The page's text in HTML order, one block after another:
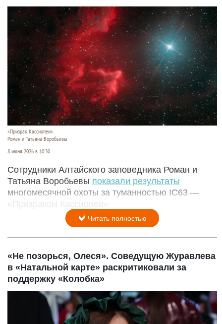
«Призрак Кассиопеи».
Роман и Татьяна Воробьевы
8 июня 2026 в 10:30
Сотрудники Алтайского заповедника Роман и
Татьяна Воробьевы показали результаты
многомесячной охоты за туманностью IC63 —
«Призраком Кассиопеи».
Читать полностью
«Не позорься, Олеся». Соведущую Журавлева
в «Натальной карте» раскритиковали за
поддержку «Колобка»